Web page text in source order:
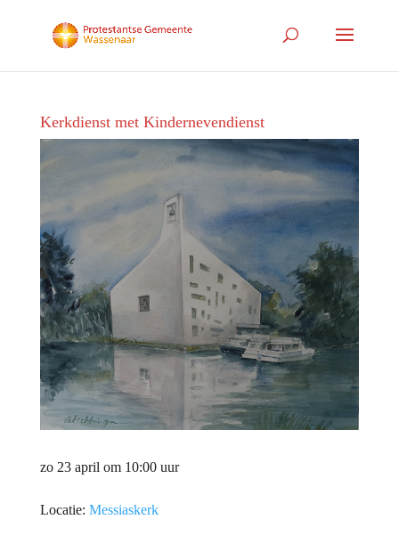
Kerkdienst met Kindernevendienst
zo 23 april om 10:00 uur
Locatie: Messiaskerk